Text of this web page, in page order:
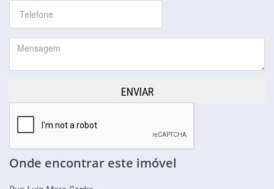
ENVIAR
Onde encontrar este imóvel